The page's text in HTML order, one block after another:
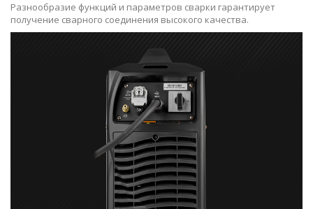
Разнообразие функций и параметров сварки гарантирует
получение сварного соединения высокого качества.